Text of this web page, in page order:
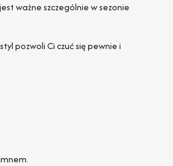
ważne szczególnie w sezonie
pozwoli Ci czuć się pewnie i